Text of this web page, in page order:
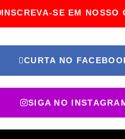
INSCREVA-SE EM NOSSO
CURTA NO
SIGA NO